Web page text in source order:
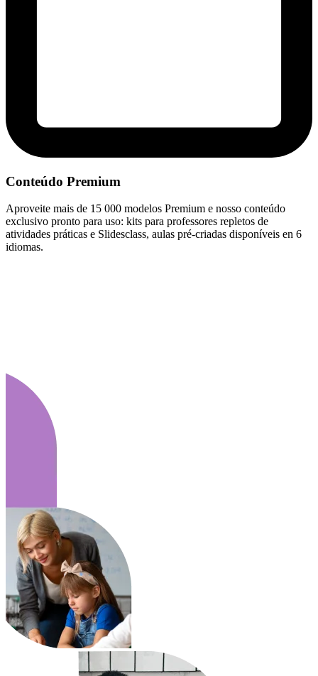
Conteúdo Premium
Aproveite mais de 15 000 modelos Premium e nosso conteúdo
exclusivo pronto para uso: kits para professores repletos de
atividades práticas e Slidesclass, aulas pré-criadas disponíveis en 6
idiomas.